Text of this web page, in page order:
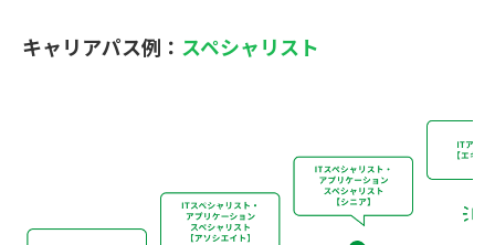
キャリアパス例： スペシャリスト